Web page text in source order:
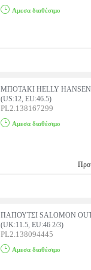
Αμεσα διαθέσιμο
ΜΠΟΤΑΚΙ HELLY
(US:12, EU:46.5)
PL2.138167299
Αμεσα διαθέσιμο
ΠΑΠΟΥΤΣΙ SALOMON
(UK:11.5, EU:46 2/3)
PL2.138094445
Αμεσα διαθέσιμο